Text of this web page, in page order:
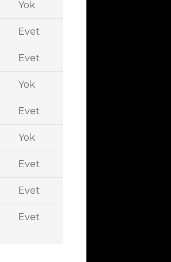
Yok
Evet
Evet
Yok
Evet
Yok
Evet
Evet
Evet